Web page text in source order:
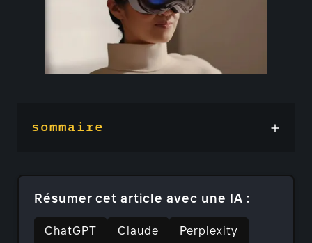
sommaire
Résumer cet article avec une IA :
ChatGPT Claude Perplexity